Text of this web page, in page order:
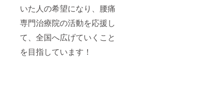
いた人の希望になり、腰痛
専門治療院の活動を応援し
て、全国へ広げていくこと
を目指しています！